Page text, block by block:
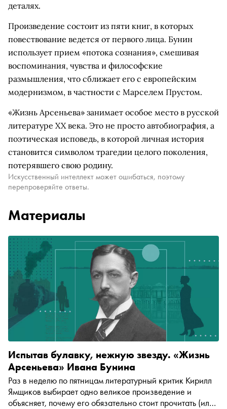
деталях.
Произведение состоит из пяти книг, в которых
повествование ведется от первого лица. Бунин
использует прием «потока сознания», смешивая
воспоминания, чувства и философские
размышления, что сближает его с европейским
модернизмом, в частности с Марселем Прустом.
«Жизнь Арсеньева» занимает особое место в русской
литературе XX века. Это не просто автобиография, а
поэтическая исповедь, в которой личная история
становится символом трагедии целого поколения,
потерявшего свою родину.
Искусственный интеллект может ошибаться, поэтому
перепроверяйте ответы.
Материалы
Испытав булавку, нежную звезду. «Жизнь
Арсеньева» Ивана Бунина
Раз в неделю по пятницам литературный критик Кирилл
Ямщиков выбирает одно великое произведение и
объясняет, почему его обязательно стоит прочитать (или